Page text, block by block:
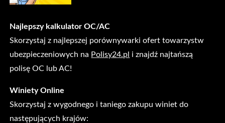
Najlepszy kalkulator OC/AC
Skorzystaj z najlepszej porównywarki ofert towarzystw
ubezpieczeniowych na Polisy24.pl i znajdź najtańszą
polisę OC lub AC!
Winiety Online
Skorzystaj z wygodnego i taniego zakupu winiet do
następujących krajów: